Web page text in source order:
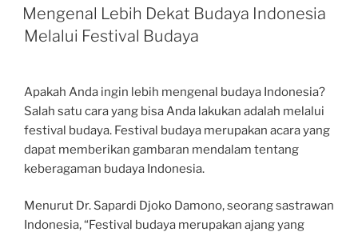
ON
Mengenal Lebih Dekat Budaya Indonesia
Melalui Festival Budaya
Apakah Anda ingin lebih mengenal budaya Indonesia?
Salah satu cara yang bisa Anda lakukan adalah melalui
festival budaya. Festival budaya merupakan acara yang
dapat memberikan gambaran mendalam tentang
keberagaman budaya Indonesia.
Menurut Dr. Sapardi Djoko Damono, seorang sastrawan
Indonesia, “Festival budaya merupakan ajang yang